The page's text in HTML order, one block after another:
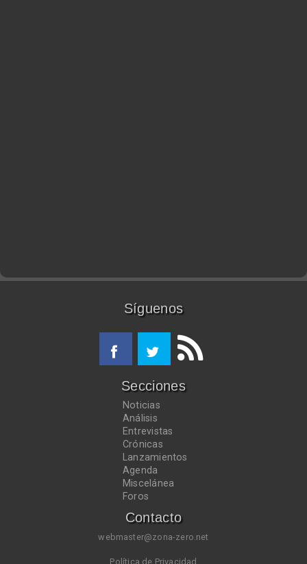
Síguenos
Secciones
Noticias
Análisis
Entrevistas
Crónicas
Lanzamientos
Agenda
Miscelánea
Foros
Contacto
webmaster@zona-zero.net
Política de Privacidad